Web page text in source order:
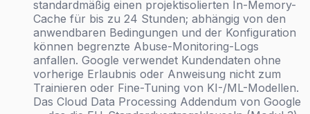
standardmäßig einen projektisolierten In-Memory-
Cache für bis zu 24 Stunden; abhängig von den
anwendbaren Bedingungen und der Konfiguration
können begrenzte Abuse-Monitoring-Logs
anfallen. Google verwendet Kundendaten ohne
vorherige Erlaubnis oder Anweisung nicht zum
Trainieren oder Fine-Tuning von KI-/ML-Modellen.
Das Cloud Data Processing Addendum von Google